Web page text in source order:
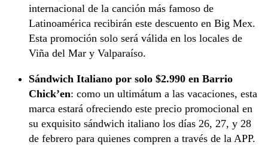
internacional de la canción más famoso de
Latinoamérica recibirán este descuento en Big Mex.
Esta promoción solo será válida en los locales de
Viña del Mar y Valparaíso.
Sándwich Italiano por solo $2.990 en Barrio
Chick’en: como un ultimátum a las vacaciones, esta
marca estará ofreciendo este precio promocional en
su exquisito sándwich italiano los días 26, 27, y 28
de febrero para quienes compren a través de la APP.